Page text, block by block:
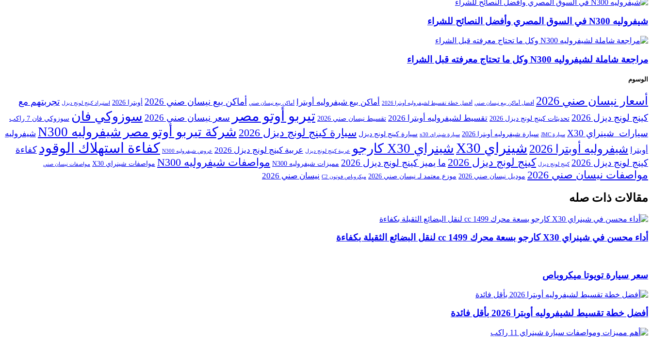
شيفروليه N300 في السوق المصري وأفضل النصائح للشراء
مراجعة شاملة لشيفروليه N300 وكل ما تحتاج معرفته قبل الشراء
الوسوم
أسعار نيسان صني 2026 أفضل أماكن بيع نيسان صني أفضل خطة تقسيط لشيفروليه أوبترا 2026 أماكن بيع شيفروليه أوبترا أماكن بيع نيسان صني أماكن بيع نيسان صني 2026 أوبترا 2026 استيراد كينج لونج ديزل تجربتهم مع
كينج لونج ديزل 2026
تحديثات كينج لونج ديزل 2026 تقسيط لشيفروليه أوبترا 2026 تقسيط نيسان صني 2026 تيربو أوتو مصر سعر نيسان صني 2026 سوزوكي فان سوزوكي فان 7 راكب
سيارات شينراي X30 سيارة JMC سيارة شيفروليه أوبترا 2026 سيارة شينراي x30 سيارة كينج لونج ديزل سيارة كينج لونج ديزل 2026 شركة تيربو أوتو مصر شيفروليه N300
شيفروليه
أوبترا
شيفروليه أوبترا 2026 شينراي X30 شينراي X30 كارجو عربية كينج لونج ديزل عربية كينج لونج ديزل 2026 عروض شيفروليه N300 كفاءة استهلاك الوقود كفاءة
كينج لونج ديزل 2026
كينج لونج ديزل كينج لونج ديزل 2026 ما يميز كينج لونج ديزل 2026 مميزات شيفروليه N300 مواصفات شيفروليه N300 مواصفات شينراي X30 مواصفات نيسان صني
مواصفات نيسان صني 2026 موديل نيسان صني 2026 موزع معتمد لـ نيسان صني 2026 ميكروباص فوتون C2 نيسان صني 2026
مقالات ذات صله
أداء محسن في شينراي X30 كارجو بسعة محرك 1499 cc لنقل البضائع الثقيلة بكفاءة
سعر سيارة تويوتا ميكروباص
أفضل خطة تقسيط لشيفروليه أوبترا 2026 بأقل فائدة